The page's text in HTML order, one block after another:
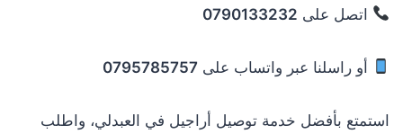
اتصل على 0790133232
أو راسلنا عبر واتساب على0795785757
استمتع بأفضل خدمة توصيل أراجيل في العبدلي، واطلب